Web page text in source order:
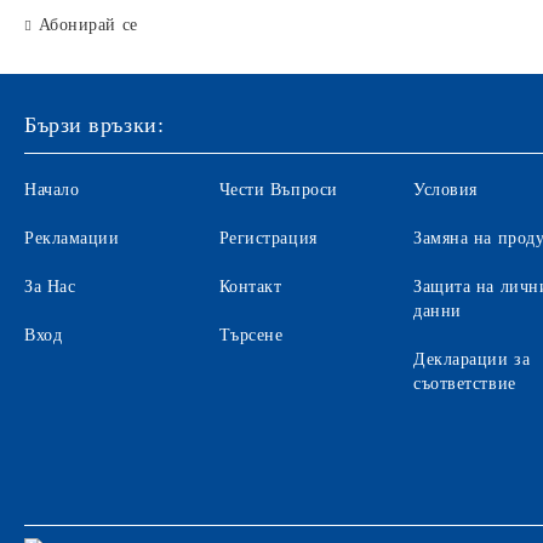
Автоматични печати
Ключодържатели
Лупи
Датник
Вертикални поставки
Абонирай се
Бързи връзки:
Начало
Рекламации
За Нас
Вход
Чести Въпроси
Регистрация
Контакт
Търсене
Условия
Замяна на
Защита на
данни
Декларации за
съответствие